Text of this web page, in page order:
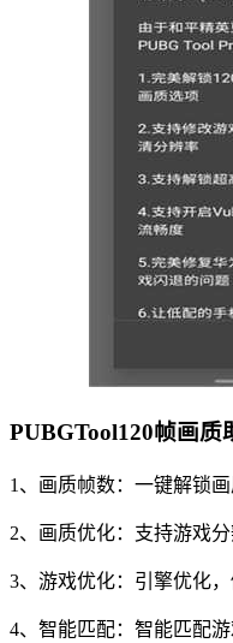
PUBGTool120帧画质
1、画质帧数：一键解锁画
2、画质优化：支持游戏
3、游戏优化：引擎优化
4、智能匹配：智能匹配